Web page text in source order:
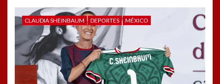
CLAUDIA SHEINBAUM DEPORTES MÉXICO